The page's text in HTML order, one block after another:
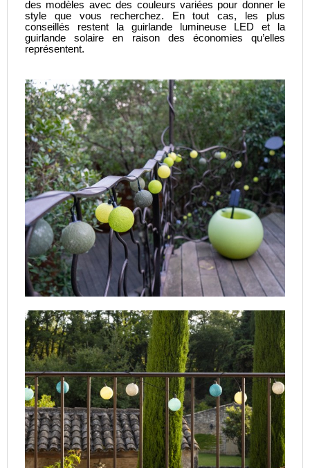
des modèles avec des couleurs variées pour donner le
style que vous recherchez. En tout cas, les plus
conseillés restent la guirlande lumineuse LED et la
guirlande solaire en raison des économies qu’elles
représentent.